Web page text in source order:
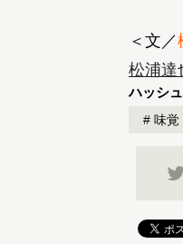
＜文／
松浦達
ハッシ
味覚